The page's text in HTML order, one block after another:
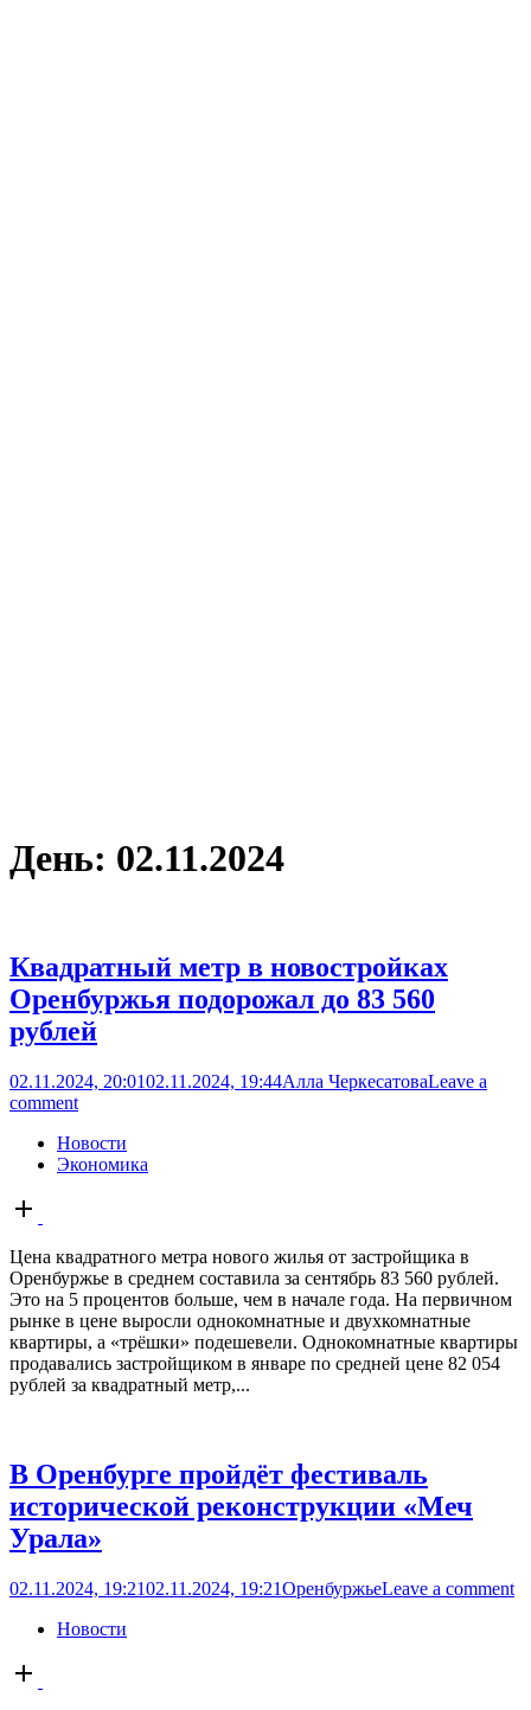
День: 02.11.2024
Квадратный метр в новостройках
Оренбуржья подорожал до 83 560
рублей
02.11.2024, 20:0102.11.2024, 19:44Алла ЧеркесатоваLeave a
comment
Новости
Экономика
Open
post
Цена квадратного метра нового жилья от застройщика в
Оренбуржье в среднем составила за сентябрь 83 560 рублей.
Это на 5 процентов больше, чем в начале года. На первичном
рынке в цене выросли однокомнатные и двухкомнатные
квартиры, а «трёшки» подешевели. Однокомнатные квартиры
продавались застройщиком в январе по средней цене 82 054
рублей за квадратный метр,...
В Оренбурге пройдёт фестиваль
исторической реконструкции «Меч
Урала»
02.11.2024, 19:2102.11.2024, 19:21ОренбуржьеLeave a comment
Новости
Open
post